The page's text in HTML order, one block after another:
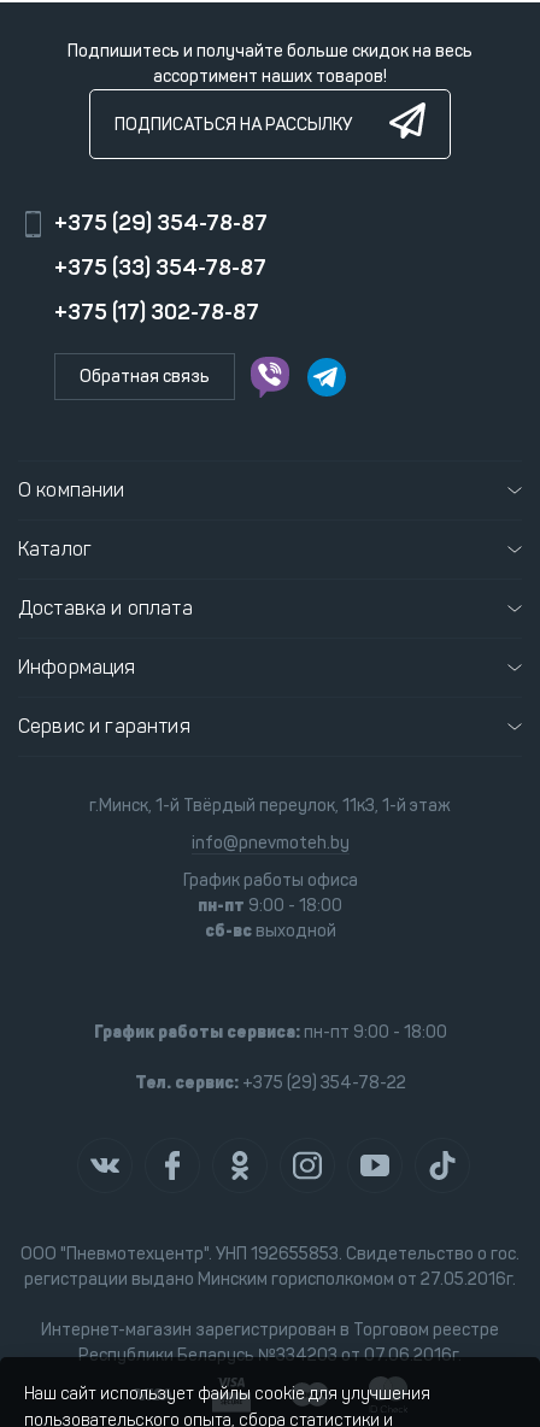
Подпишитесь и получайте больше скидок на весь
ассортимент наших товаров!
ПОДПИСАТЬСЯ НА РАССЫЛКУ
+375 (29) 354-78-87
+375 (33) 354-78-87
+375 (17) 302-78-87
Обратная связь
О компании
Каталог
Доставка и оплата
Информация
Сервис и гарантия
ООО "Пневмотехцентр". УНП 192655853. Свидетельство о гос.
регистрации выдано Минским горисполкомом от 27.05.2016г.
Интернет-магазин зарегистрирован в Торговом реестре
Республики Беларусь №334203 от 07.06.2016г.
г.Минск, 1-й Твёрдый переулок, 11к3, 1-й этаж
info@pnevmoteh.by
График работы офиса
пн-пт 9:00 - 18:00
сб-всвыходной
График работы сервиса:пн-пт 9:00 - 18:00
Тел. сервис:+375 (29) 354-78-22
Наш сайт использует файлы cookie для улучшения
пользовательского опыта, сбора статистики и